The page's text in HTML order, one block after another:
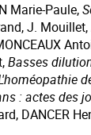
Marie-Paule,
J. Mouillet,
Basses
: actes des
DANCER